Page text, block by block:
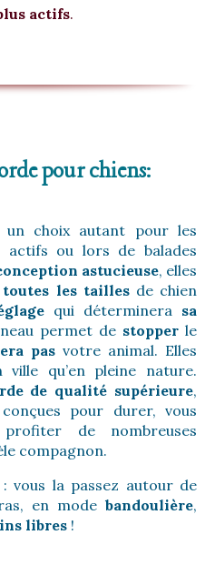
actifs.
pour chiens:
un choix autant pour les
actifs ou lors de balades
astucieuse, elles
toutes les taillesde chien
qui déterminera sa
permet de stopper le
pas votre animal. Elles
ville qu’en pleine nature.
de qualité supérieure,
pour durer, vous
de nombreuses
compagnon.
vous la passez autour de
en mode bandoulière,
libres !